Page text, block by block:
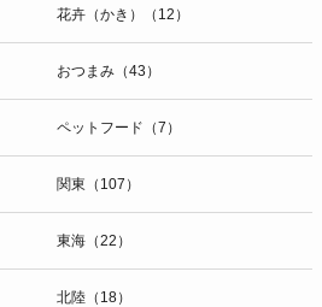
花卉（かき）（12）
おつまみ（43）
ペットフード（7）
関東（107）
東海（22）
北陸（18）